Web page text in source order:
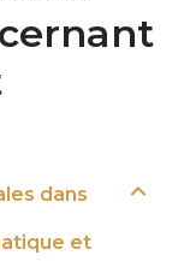
dans
et